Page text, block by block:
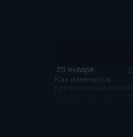
29 января
Как изменится